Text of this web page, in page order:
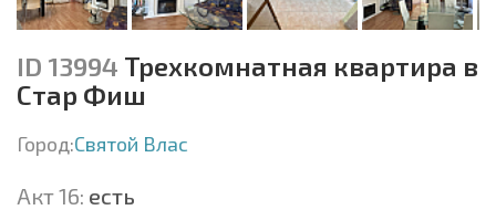
ID 13994 Трехкомнатная квартира в
Стар Фиш
Город:Святой Влас
Акт 16: есть